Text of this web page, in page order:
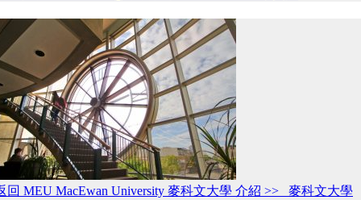
回 MEU MacEwan University 麥科文大學 介紹 >> 麥科文大學